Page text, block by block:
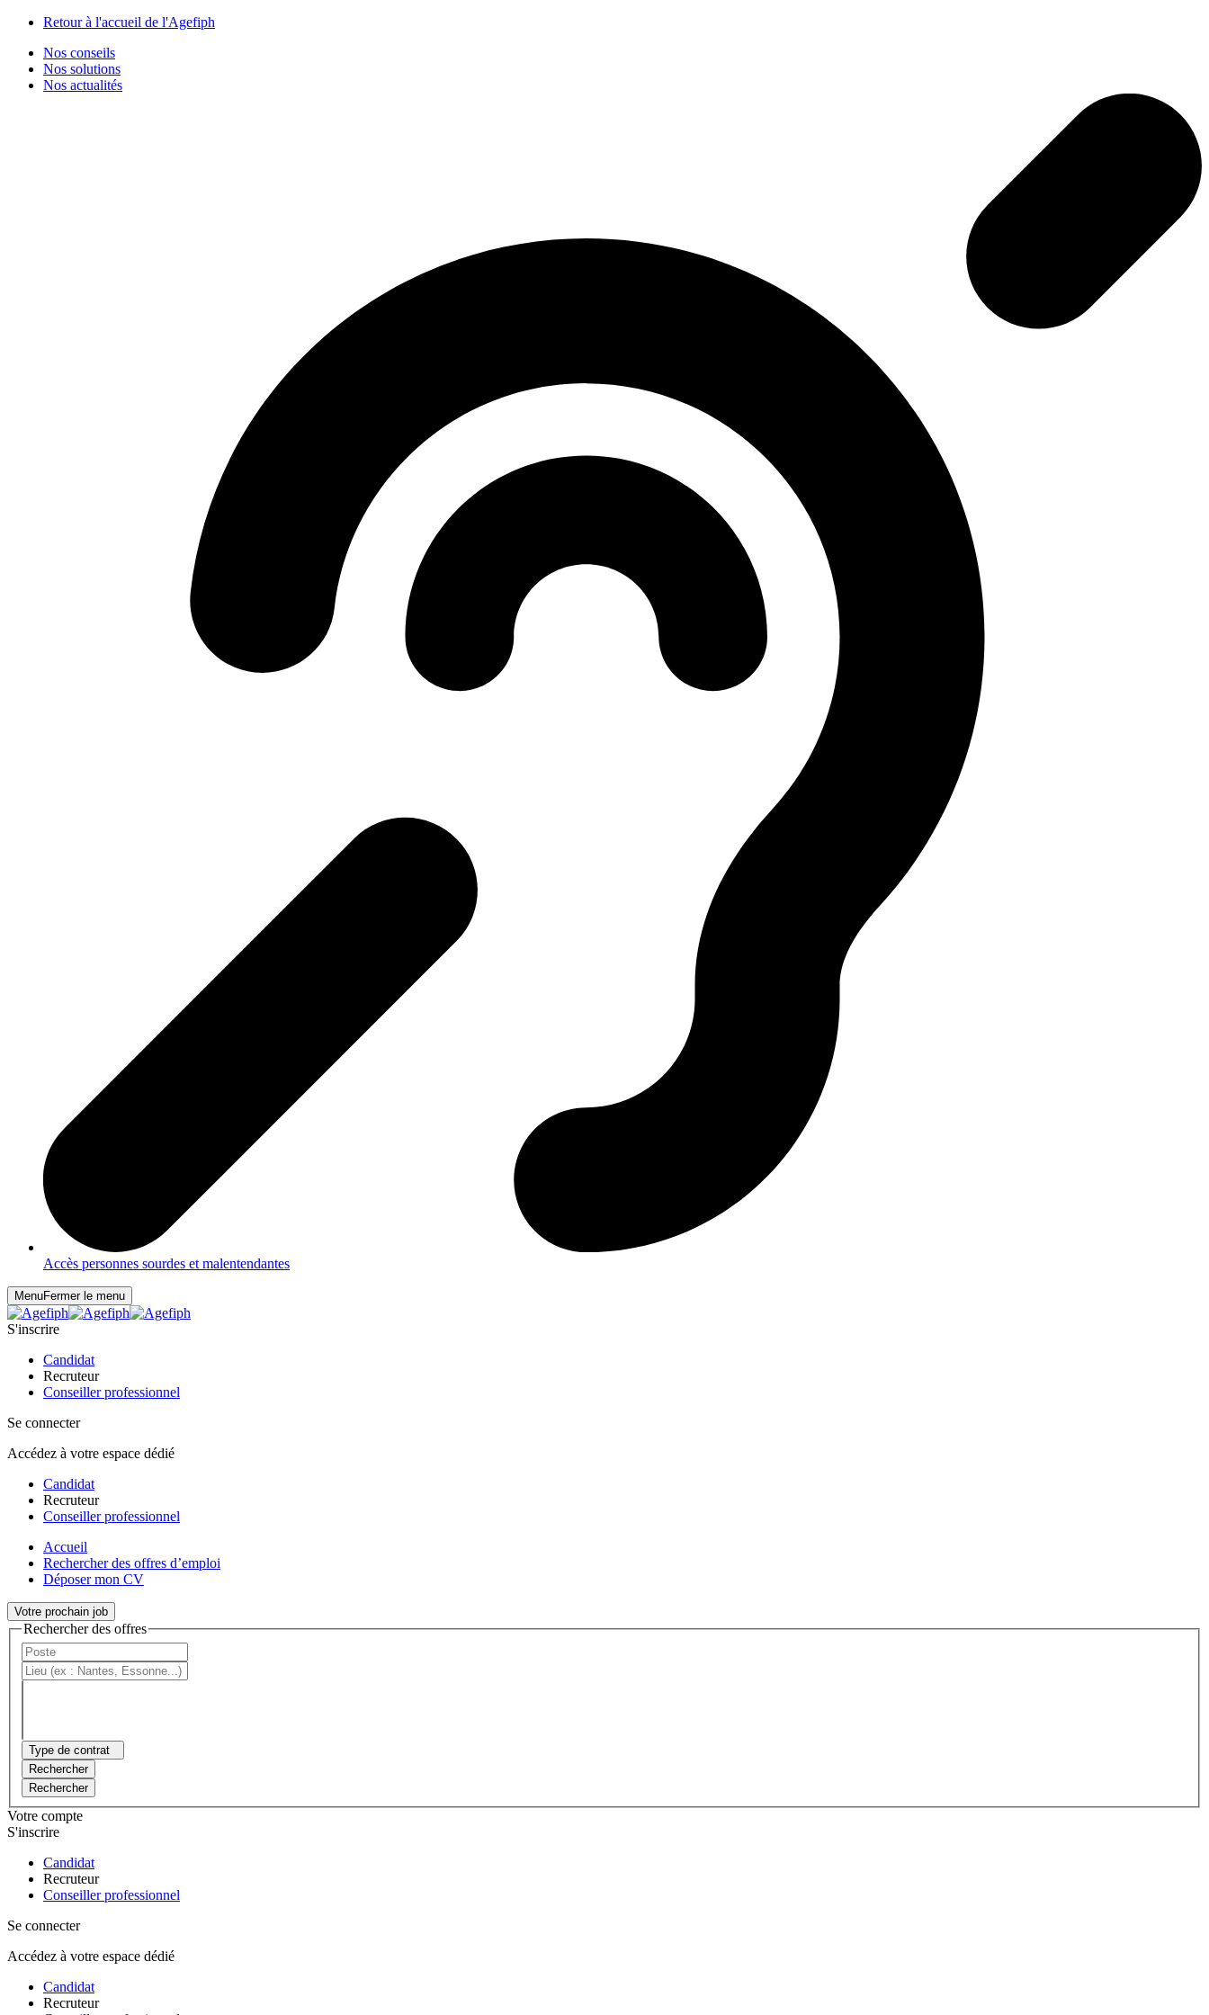
Retour à l'accueil de l'Agefiph
Nos conseils
Nos solutions
Nos actualités
Accès personnes sourdes et malentendantes
MenuFermer le menu
S'inscrire
Candidat
Recruteur
Conseiller professionnel
Se connecter
Accédez à votre espace dédié
Candidat
Recruteur
Conseiller professionnel
Accueil
Rechercher des offres d’emploi
Déposer mon CV
Votre prochain job
Rechercher des offres
Type de contrat
Rechercher
Rechercher
Votre compte
S'inscrire
Candidat
Recruteur
Conseiller professionnel
Se connecter
Accédez à votre espace dédié
Candidat
Recruteur